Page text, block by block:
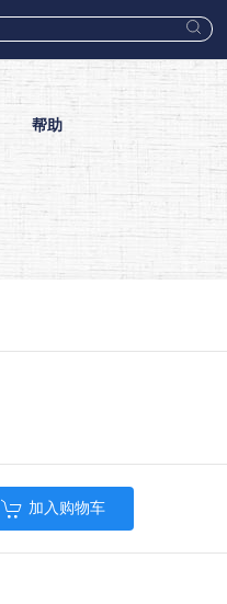
帮助
加入购物车